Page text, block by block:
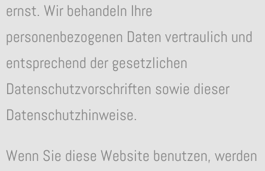
ernst. Wir behandeln Ihre
personenbezogenen Daten vertraulich und
entsprechend der gesetzlichen
Datenschutzvorschriften sowie dieser
Datenschutzhinweise.
Wenn Sie diese Website benutzen, werden